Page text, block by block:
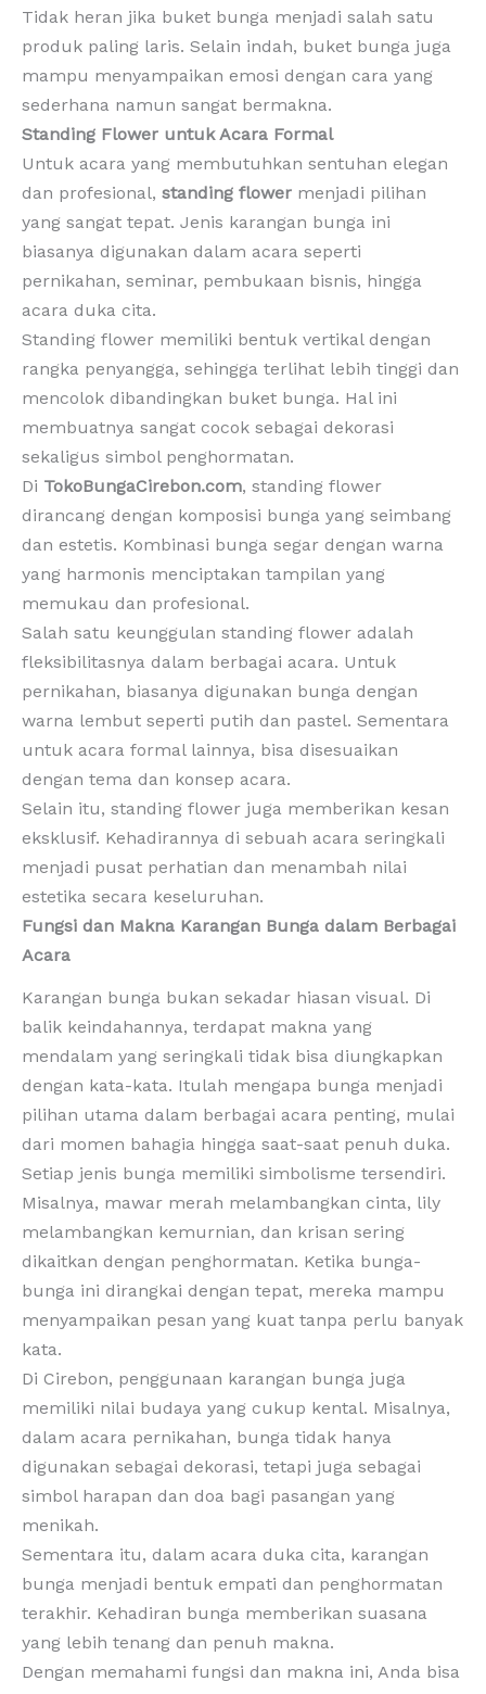
Tidak heran jika buket bunga menjadi salah satu
produk paling laris. Selain indah, buket bunga juga
mampu menyampaikan emosi dengan cara yang
sederhana namun sangat bermakna.
Standing Flower untuk Acara Formal
Untuk acara yang membutuhkan sentuhan elegan
dan profesional, standing flower menjadi pilihan
yang sangat tepat. Jenis karangan bunga ini
biasanya digunakan dalam acara seperti
pernikahan, seminar, pembukaan bisnis, hingga
acara duka cita.
Standing flower memiliki bentuk vertikal dengan
rangka penyangga, sehingga terlihat lebih tinggi dan
mencolok dibandingkan buket bunga. Hal ini
membuatnya sangat cocok sebagai dekorasi
sekaligus simbol penghormatan.
Di TokoBungaCirebon.com, standing flower
dirancang dengan komposisi bunga yang seimbang
dan estetis. Kombinasi bunga segar dengan warna
yang harmonis menciptakan tampilan yang
memukau dan profesional.
Salah satu keunggulan standing flower adalah
fleksibilitasnya dalam berbagai acara. Untuk
pernikahan, biasanya digunakan bunga dengan
warna lembut seperti putih dan pastel. Sementara
untuk acara formal lainnya, bisa disesuaikan
dengan tema dan konsep acara.
Selain itu, standing flower juga memberikan kesan
eksklusif. Kehadirannya di sebuah acara seringkali
menjadi pusat perhatian dan menambah nilai
estetika secara keseluruhan.
Fungsi dan Makna Karangan Bunga dalam Berbagai
Acara
Karangan bunga bukan sekadar hiasan visual. Di
balik keindahannya, terdapat makna yang
mendalam yang seringkali tidak bisa diungkapkan
dengan kata-kata. Itulah mengapa bunga menjadi
pilihan utama dalam berbagai acara penting, mulai
dari momen bahagia hingga saat-saat penuh duka.
Setiap jenis bunga memiliki simbolisme tersendiri.
Misalnya, mawar merah melambangkan cinta, lily
melambangkan kemurnian, dan krisan sering
dikaitkan dengan penghormatan. Ketika bunga-
bunga ini dirangkai dengan tepat, mereka mampu
menyampaikan pesan yang kuat tanpa perlu banyak
kata.
Di Cirebon, penggunaan karangan bunga juga
memiliki nilai budaya yang cukup kental. Misalnya,
dalam acara pernikahan, bunga tidak hanya
digunakan sebagai dekorasi, tetapi juga sebagai
simbol harapan dan doa bagi pasangan yang
menikah.
Sementara itu, dalam acara duka cita, karangan
bunga menjadi bentuk empati dan penghormatan
terakhir. Kehadiran bunga memberikan suasana
yang lebih tenang dan penuh makna.
Dengan memahami fungsi dan makna ini, Anda bisa